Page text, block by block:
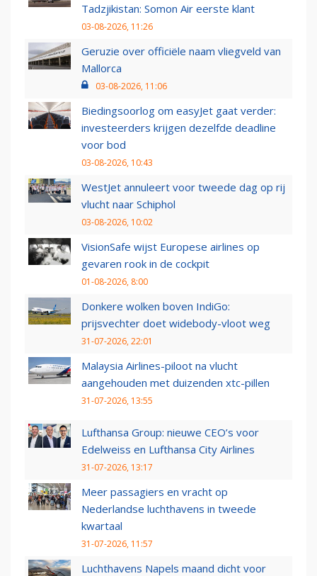
Tadzjikistan: Somon Air eerste klant
03-08-2026, 11:26
Geruzie over officiële naam vliegveld van
Mallorca
03-08-2026, 11:06
Biedingsoorlog om easyJet gaat verder:
investeerders krijgen dezelfde deadline
voor bod
03-08-2026, 10:43
WestJet annuleert voor tweede dag op rij
vlucht naar Schiphol
03-08-2026, 10:02
VisionSafe wijst Europese airlines op
gevaren rook in de cockpit
01-08-2026, 8:00
Donkere wolken boven IndiGo:
prijsvechter doet widebody-vloot weg
31-07-2026, 22:01
Malaysia Airlines-piloot na vlucht
aangehouden met duizenden xtc-pillen
31-07-2026, 13:55
Lufthansa Group: nieuwe CEO’s voor
Edelweiss en Lufthansa City Airlines
31-07-2026, 13:17
Meer passagiers en vracht op
Nederlandse luchthavens in tweede
kwartaal
31-07-2026, 11:57
Luchthavens Napels maand dicht voor